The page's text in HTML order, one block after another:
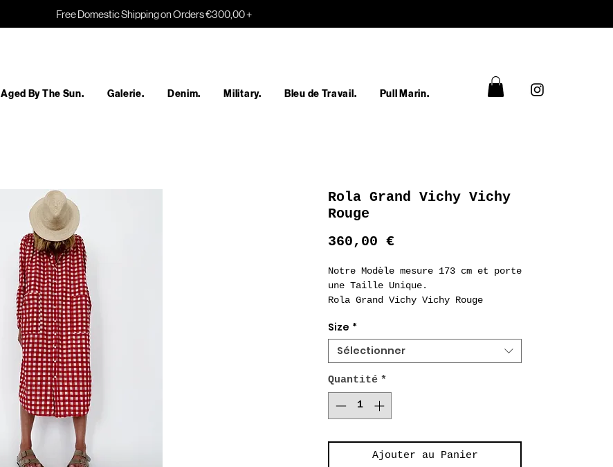
Free Domestic Shipping on Orders €300,00 +
Aged By The Sun. Galerie. Denim. Military. Bleu de Travail. Pull Marin.
Rola Grand Vichy Vichy
Rouge
360,00 €Prix
Notre Modèle mesure 173 cm et porte
une Taille Unique.
Rola Grand Vichy Vichy Rouge
Longue Robe Boutonnée
Long Buttoned Dress
Patch pockets
Size *
Sélectionner
Quantité *
Ajouter au Panier